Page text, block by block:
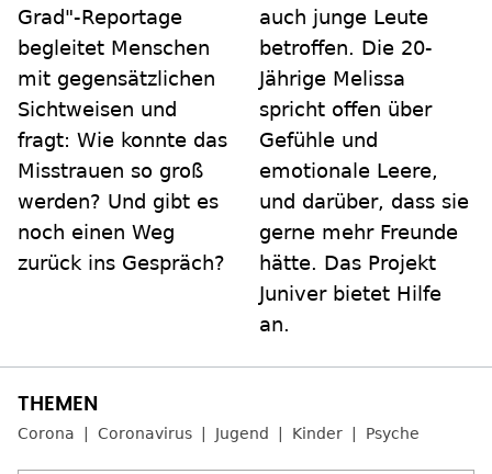
Grad"-Reportage
begleitet Menschen
mit gegensätzlichen
Sichtweisen und
fragt: Wie konnte das
Misstrauen so groß
werden? Und gibt es
noch einen Weg
zurück ins Gespräch?
auch junge Leute
betroffen. Die 20-
Jährige Melissa
spricht offen über
Gefühle und
emotionale Leere,
und darüber, dass sie
gerne mehr Freunde
hätte. Das Projekt
Juniver bietet Hilfe
an.
Corona Coronavirus Jugend Kinder Psyche